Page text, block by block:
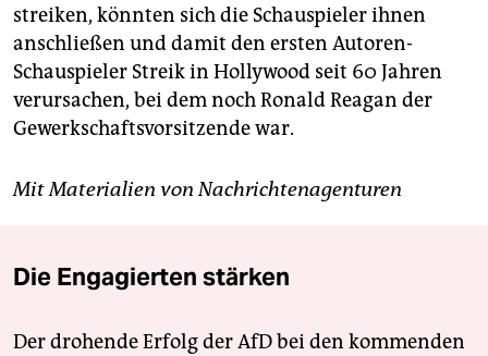
streiken, könnten sich die Schauspieler ihnen
anschließen und damit den ersten Autoren-
Schauspieler Streik in Hollywood seit 60 Jahren
verursachen, bei dem noch Ronald Reagan der
Gewerkschaftsvorsitzende war.
Mit Materialien von Nachrichtenagenturen
Die Engagierten stärken
Der drohende Erfolg der AfD bei den kommenden